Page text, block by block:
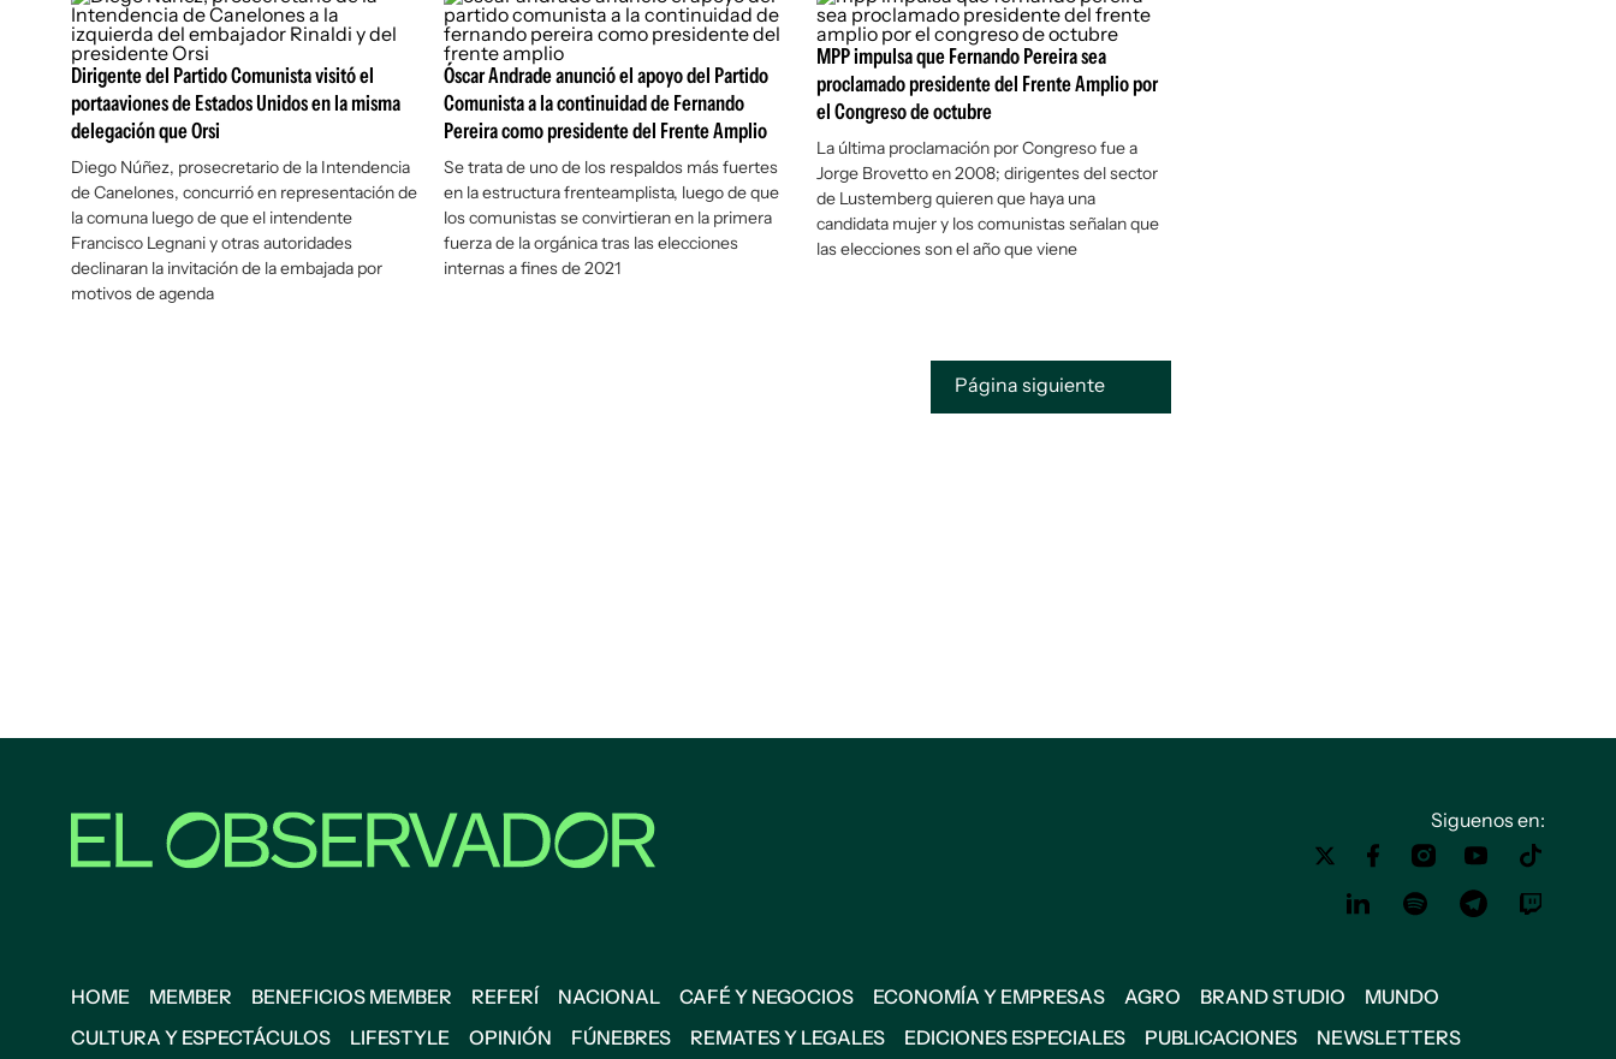
Dirigente del Partido Comunista visitó el
portaaviones de Estados Unidos en la misma
delegación que Orsi
Diego Núñez, prosecretario de la Intendencia
de Canelones, concurrió en representación de
la comuna luego de que el intendente
Francisco Legnani y otras autoridades
declinaran la invitación de la embajada por
motivos de agenda
Óscar Andrade anunció el apoyo del Partido
Comunista a la continuidad de Fernando
Pereira como presidente del Frente Amplio
Se trata de uno de los respaldos más fuertes
en la estructura frenteamplista, luego de que
los comunistas se convirtieran en la primera
fuerza de la orgánica tras las elecciones
internas a fines de 2021
MPP impulsa que Fernando Pereira sea
proclamado presidente del Frente Amplio por
el Congreso de octubre
La última proclamación por Congreso fue a
Jorge Brovetto en 2008; dirigentes del sector
de Lustemberg quieren que haya una
candidata mujer y los comunistas señalan que
las elecciones son el año que viene
Página siguiente
Siguenos en:
HOME MEMBER BENEFICIOS MEMBER REFERÍ NACIONAL CAFÉ Y NEGOCIOS ECONOMÍA Y EMPRESAS AGRO BRAND STUDIO
MUNDO
CULTURA Y ESPECTÁCULOS
LIFESTYLE OPINIÓN FÚNEBRES REMATES Y LEGALES EDICIONES ESPECIALES PUBLICACIONES NEWSLETTERS